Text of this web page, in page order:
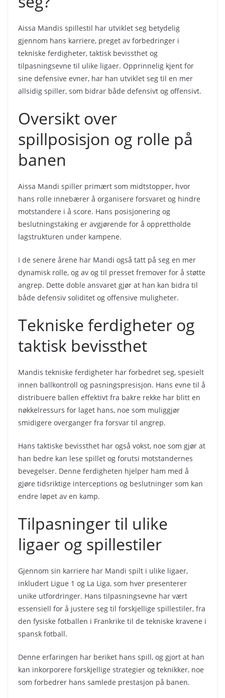
Aissa Mandis spillestil har utviklet seg betydelig
gjennom hans karriere, preget av forbedringer i
tekniske ferdigheter, taktisk bevissthet og
tilpasningsevne til ulike ligaer. Opprinnelig kjent for
sine defensive evner, har han utviklet seg til en mer
allsidig spiller, som bidrar både defensivt og offensivt.
Oversikt over
spillposisjon og rolle på
banen
Aissa Mandi spiller primært som midtstopper, hvor
hans rolle innebærer å organisere forsvaret og hindre
motstandere i å score. Hans posisjonering og
beslutningstaking er avgjørende for å opprettholde
lagstrukturen under kampene.
I de senere årene har Mandi også tatt på seg en mer
dynamisk rolle, og av og til presset fremover for å støtte
angrep. Dette doble ansvaret gjør at han kan bidra til
både defensiv soliditet og offensive muligheter.
Tekniske ferdigheter og
taktisk bevissthet
Mandis tekniske ferdigheter har forbedret seg, spesielt
innen ballkontroll og pasningspresisjon. Hans evne til å
distribuere ballen effektivt fra bakre rekke har blitt en
nøkkelressurs for laget hans, noe som muliggjør
smidigere overganger fra forsvar til angrep.
Hans taktiske bevissthet har også vokst, noe som gjør at
han bedre kan lese spillet og forutsi motstandernes
bevegelser. Denne ferdigheten hjelper ham med å
gjøre tidsriktige interceptions og beslutninger som kan
endre løpet av en kamp.
Tilpasninger til ulike
ligaer og spillestiler
Gjennom sin karriere har Mandi spilt i ulike ligaer,
inkludert Ligue 1 og La Liga, som hver presenterer
unike utfordringer. Hans tilpasningsevne har vært
essensiell for å justere seg til forskjellige spillestiler, fra
den fysiske fotballen i Frankrike til de tekniske kravene i
spansk fotball.
Denne erfaringen har beriket hans spill, og gjort at han
kan inkorporere forskjellige strategier og teknikker, noe
som forbedrer hans samlede prestasjon på banen.